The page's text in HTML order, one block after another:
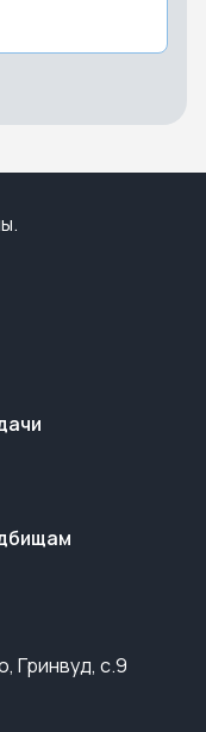
Гринвуд, с.9